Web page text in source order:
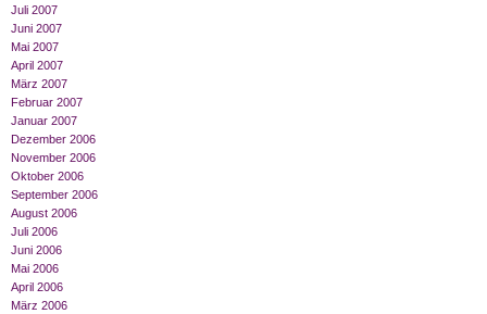
Juli 2007
Juni 2007
Mai 2007
April 2007
März 2007
Februar 2007
Januar 2007
Dezember 2006
November 2006
Oktober 2006
September 2006
August 2006
Juli 2006
Juni 2006
Mai 2006
April 2006
März 2006